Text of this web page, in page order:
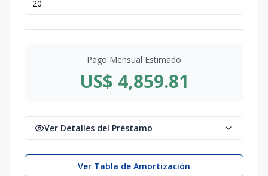
Pago Mensual Estimado
US$ 4,859.81
Ver Detalles del Préstamo
Ver Tabla de Amortización